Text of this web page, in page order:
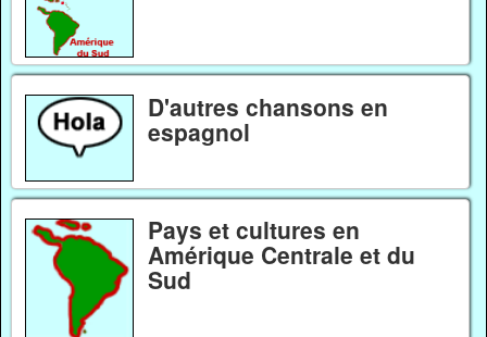
D'autres chansons en
espagnol
Pays et cultures en
Amérique Centrale et du
Sud